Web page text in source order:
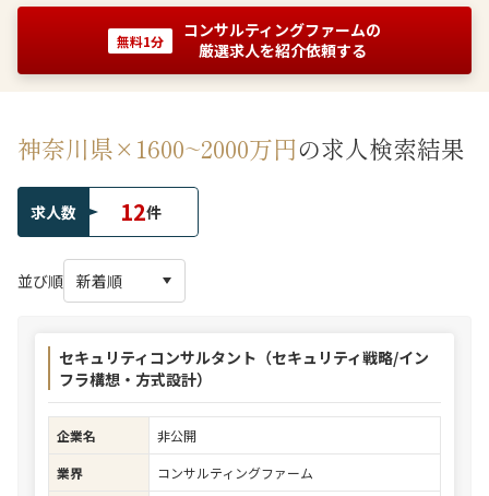
無料1分
コンサルティングファームの
厳選求人を紹介依頼する
神奈川県×1600~2000万円の求人検索結果
求人数 12件
並び順
セキュリティコンサルタント（セキュリティ戦略/イン
フラ構想・方式設計）
企業名
非公開
業界
コンサルティングファーム